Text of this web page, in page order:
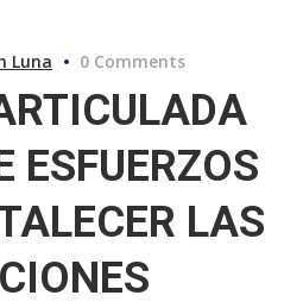
Luna 0 Comments
ESFUERZOS
LAS